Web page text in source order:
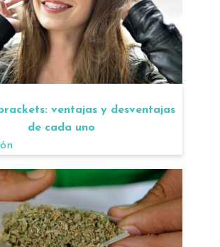
ventajas y desventajas
de cada uno